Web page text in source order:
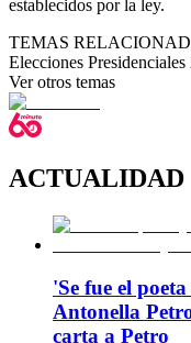
establecidos por la ley.
TEMAS
Elecciones Presidenciales
Ver otros temas
ACTUALIDAD
'Se fue el
Antonella
carta a Petro